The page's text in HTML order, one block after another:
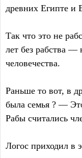
древних Египте и
Так что это не
лет без рабства
человечества.
Раньше то вот, в
была семья ? —
Рабы считались
Логос приходил в